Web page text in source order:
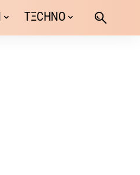
TΞCHNO